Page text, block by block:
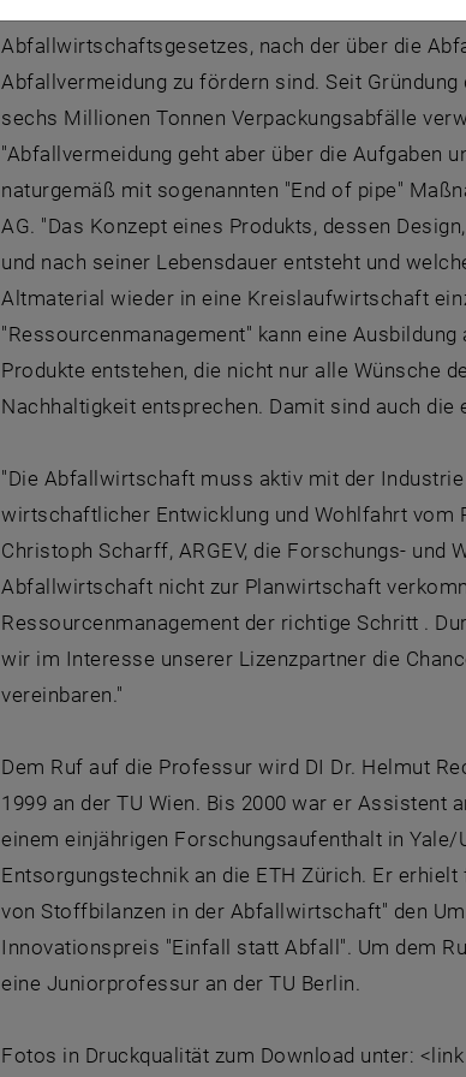
Abfallwirtschaftsgesetzes, nach der über die
Abfallvermeidung zu fördern sind. Seit
sechs Millionen Tonnen Verpackungsabfälle
"Abfallvermeidung geht aber über die Aufgaben
naturgemäß mit sogenannten "End of pipe"
AG. "Das Konzept eines Produkts, dessen
und nach seiner Lebensdauer entsteht und
Altmaterial wieder in eine Kreislaufwirtschaft
"Ressourcenmanagement" kann eine
Produkte entstehen, die nicht nur alle Wünsche
Nachhaltigkeit entsprechen. Damit sind auch
"Die Abfallwirtschaft muss aktiv mit der
wirtschaftlicher Entwicklung und Wohlfahrt vom
Christoph Scharff, ARGEV, die Forschungs-
Abfallwirtschaft nicht zur Planwirtschaft
Ressourcenmanagement der richtige Schritt .
wir im Interesse unserer Lizenzpartner die
vereinbaren."
Dem Ruf auf die Professur wird DI Dr. Helmut
1999 an der TU Wien. Bis 2000 war er
einem einjährigen Forschungsaufenthalt in
Entsorgungstechnik an die ETH Zürich. Er
von Stoffbilanzen in der Abfallwirtschaft" den
Innovationspreis "Einfall statt Abfall". Um dem
eine Juniorprofessur an der TU Berlin.
Fotos in Druckqualität zum Download unter: